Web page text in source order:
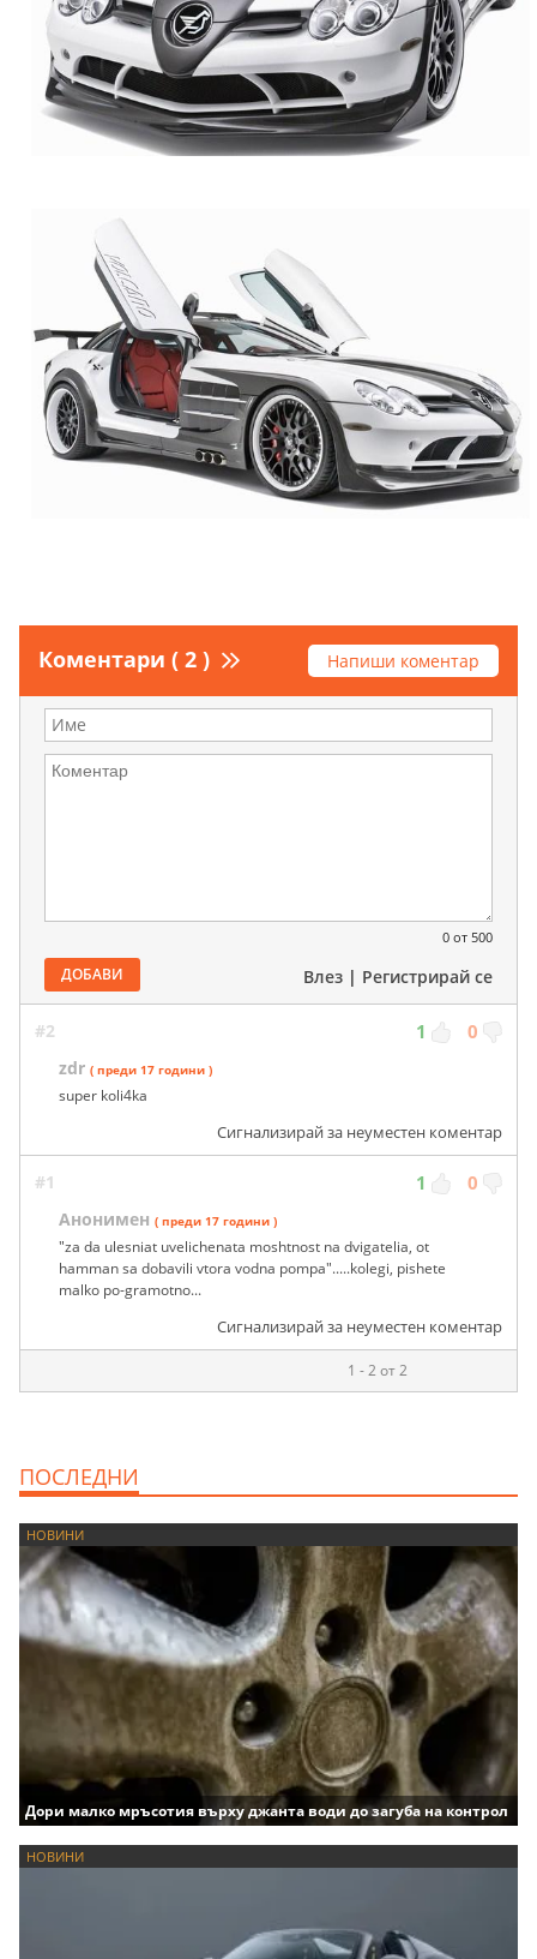
Коментари ( 2 ) Напиши коментар
0 от 500
ДОБАВИ Влез | Регистрирай се
#2 1 0
zdr ( преди 17 години )
super koli4ka
Сигнализирай за неуместен коментар
#1 1 0
Анонимен ( преди 17 години )
"za da ulesniat uvelichenata moshtnost na dvigatelia, ot
hamman sa dobavili vtora vodna pompa".....kolegi, pishete
malko po-gramotno...
Сигнализирай за неуместен коментар
1 - 2 от 2
ПОСЛЕДНИ
НОВИНИ
Дори малко мръсотия върху джанта води до загуба на контрол
НОВИНИ